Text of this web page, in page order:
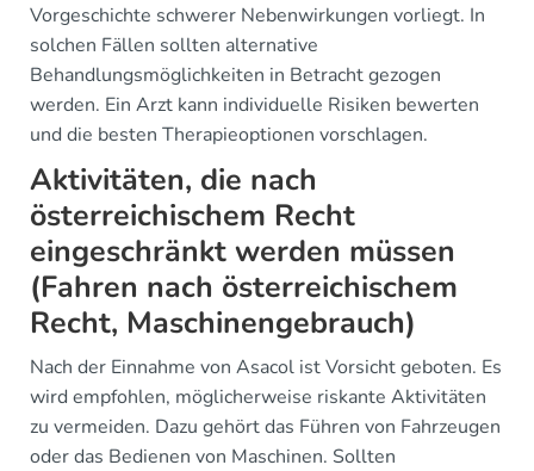
Vorgeschichte schwerer Nebenwirkungen vorliegt. In
solchen Fällen sollten alternative
Behandlungsmöglichkeiten in Betracht gezogen
werden. Ein Arzt kann individuelle Risiken bewerten
und die besten Therapieoptionen vorschlagen.
Aktivitäten, die nach
österreichischem Recht
eingeschränkt werden müssen
(Fahren nach österreichischem
Recht, Maschinengebrauch)
Nach der Einnahme von Asacol ist Vorsicht geboten. Es
wird empfohlen, möglicherweise riskante Aktivitäten
zu vermeiden. Dazu gehört das Führen von Fahrzeugen
oder das Bedienen von Maschinen. Sollten